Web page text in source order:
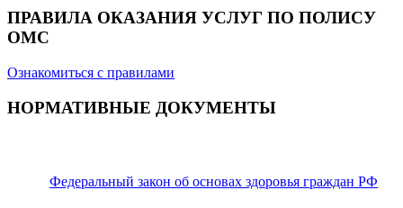
ПРАВИЛА ОКАЗАНИЯ УСЛУГ ПО ПОЛИСУ
ОМС
Ознакомиться с правилами
НОРМАТИВНЫЕ ДОКУМЕНТЫ
Федеральный закон об основах здоровья граждан РФ